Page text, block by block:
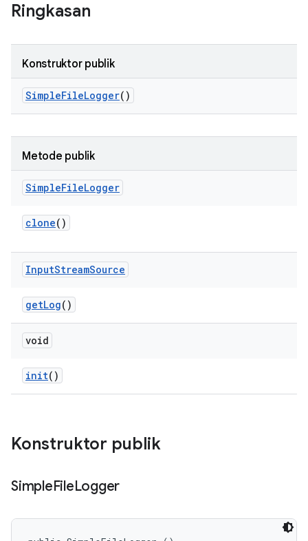
Ringkasan
Konstruktor publik
SimpleFileLogger()
Metode publik
SimpleFileLogger
clone()
InputStreamSource
getLog()
void
init()
Konstruktor publik
SimpleFileLogger